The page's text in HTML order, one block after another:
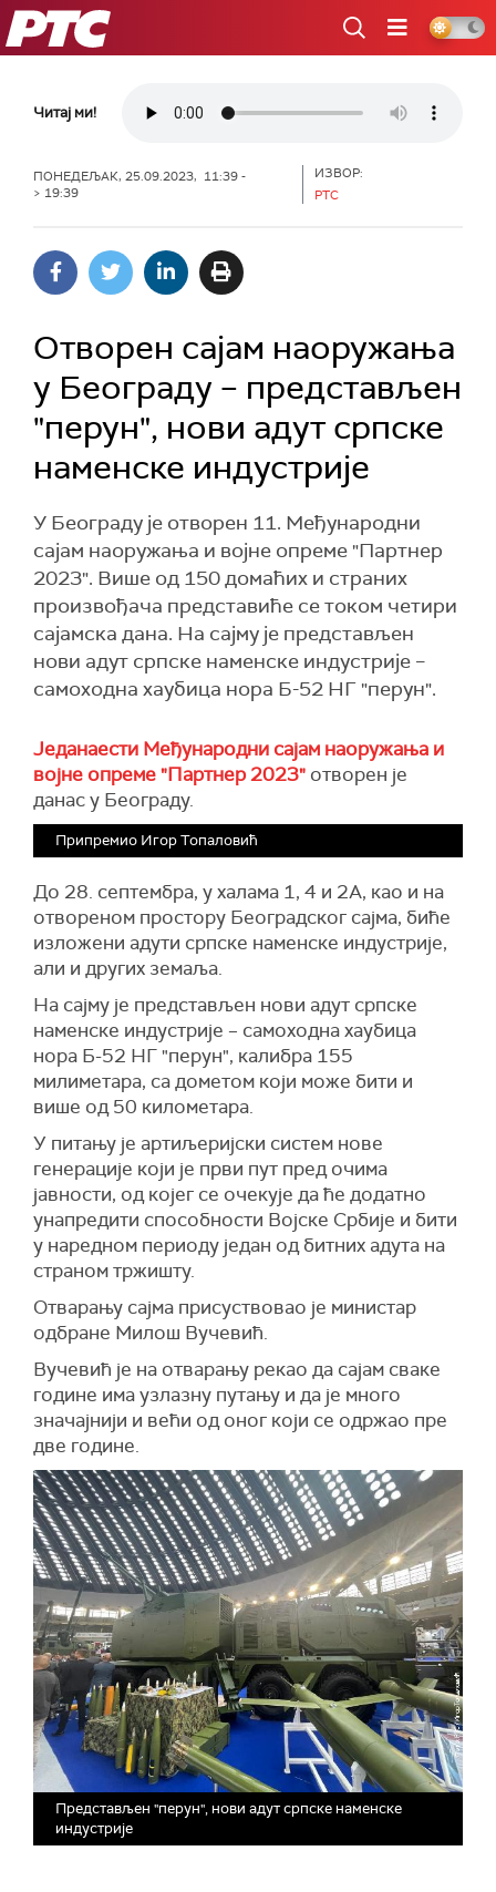
РТС
Читај ми!
ПОНЕДЕЉАК, 25.09.2023, 11:39 -
> 19:39
ИЗВОР:
РТС
Отворен сајам наоружања
у Београду – представљен
"перун", нови адут српске
наменске индустрије
У Београду је отворен 11. Међународни
сајам наоружања и војне опреме "Партнер
2023". Више од 150 домаћих и страних
произвођача представиће се током четири
сајамска дана. На сајму је представљен
нови адут српске наменске индустрије –
самоходна хаубица нора Б-52 НГ "перун".
Једанаести Међународни сајам наоружања и
војне опреме "Партнер 2023" отворен је
данас у Београду.
Припремио Игор Топаловић
До 28. септембра, у халама 1, 4 и 2А, као и на
отвореном простору Београдског сајма, биће
изложени адути српске наменске индустрије,
али и других земаља.
На сајму је представљен нови адут српске
наменске индустрије – самоходна хаубица
нора Б-52 НГ "перун", калибра 155
милиметара, са дометом који може бити и
више од 50 километара.
У питању је артиљеријски систем нове
генерације који је први пут пред очима
јавности, од којег се очекује да ће додатно
унапредити способности Војске Србије и бити
у наредном периоду један од битних адута на
страном тржишту.
Отварању сајма присуствовао је министар
одбране Милош Вучевић.
Вучевић је на отварању рекао да сајам сваке
године има узлазну путању и да је много
значајнији и већи од оног који се одржао пре
две године.
Представљен "перун", нови адут српске наменске
индустрије